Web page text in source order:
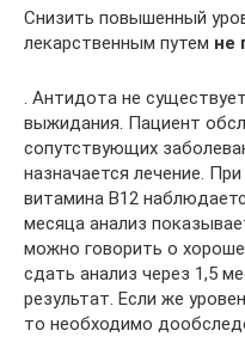
Снизить повышенный
лекарственным путем не
. Антидота не
выжидания. Пациент
сопутствующих
назначается лечение.
витамина В12
месяца анализ
можно говорить о
сдать анализ через 1,5
результат. Если же
то необходимо